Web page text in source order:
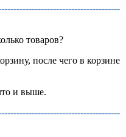
товаров?
после чего в корзине
и выше.